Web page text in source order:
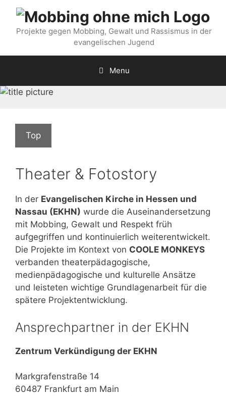
Projekte gegen Mobbing, Gewalt und Rassismus in der
evangelischen Jugend
Menu
Top
Theater & Fotostory
In der Evangelischen Kirche in Hessen und
Nassau (EKHN) wurde die Auseinandersetzung
mit Mobbing, Gewalt und Respekt früh
aufgegriffen und kontinuierlich weiterentwickelt.
Die Projekte im Kontext von COOLE MONKEYS
verbanden theaterpädagogische,
medienpädagogische und kulturelle Ansätze
und leisteten wichtige Grundlagenarbeit für die
spätere Projektentwicklung.
Ansprechpartner in der EKHN
Zentrum Verkündigung der EKHN
Markgrafenstraße 14
60487 Frankfurt am Main